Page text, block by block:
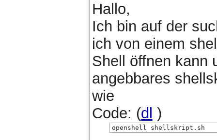
Hallo,
Ich bin auf der
ich von einem
Shell öffnen kann
angebbares
wie
Code: (dl )
openshell shellskript.sh